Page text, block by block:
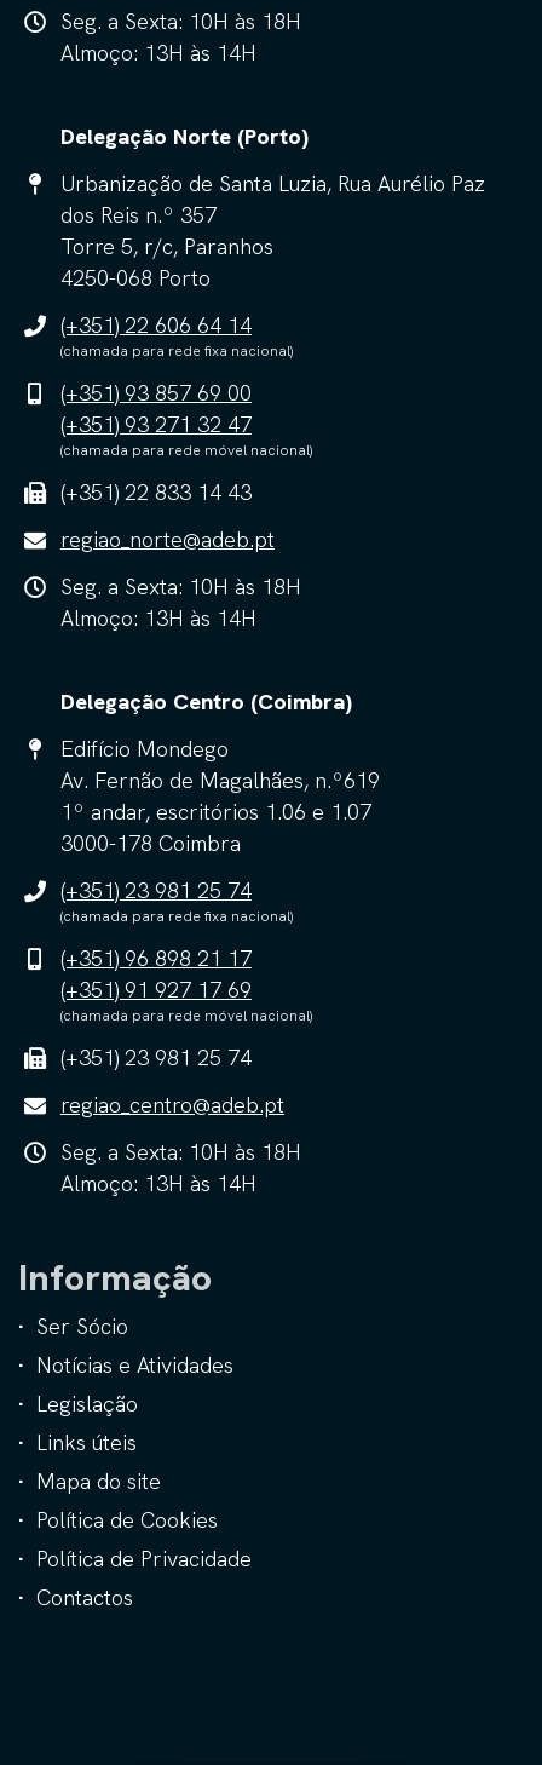
Seg. a Sexta: 10H às 18H
Almoço: 13H às 14H
Delegação Norte (Porto)
Urbanização de Santa Luzia, Rua Aurélio Paz
dos Reis n.º 357
Torre 5, r/c, Paranhos
4250-068 Porto
(+351) 22 606 64 14
(chamada para rede fixa nacional)
(+351) 93 857 69 00
(+351) 93 271 32 47
(chamada para rede móvel nacional)
(+351) 22 833 14 43
regiao_norte@adeb.pt
Seg. a Sexta: 10H às 18H
Almoço: 13H às 14H
Delegação Centro (Coimbra)
Edifício Mondego
Av. Fernão de Magalhães, n.º619
1º andar, escritórios 1.06 e 1.07
3000-178 Coimbra
(+351) 23 981 25 74
(chamada para rede fixa nacional)
(+351) 96 898 21 17
(+351) 91 927 17 69
(chamada para rede móvel nacional)
(+351) 23 981 25 74
regiao_centro@adeb.pt
Seg. a Sexta: 10H às 18H
Almoço: 13H às 14H
Informação
Ser Sócio
Notícias e Atividades
Legislação
Links úteis
Mapa do site
Política de Cookies
Política de Privacidade
Contactos